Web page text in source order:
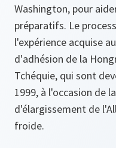
Washington, pour
préparatifs. Le
l'expérience acquise
d'adhésion de la
Tchéquie, qui sont
1999, à l'occasion de
d'élargissement de
froide.